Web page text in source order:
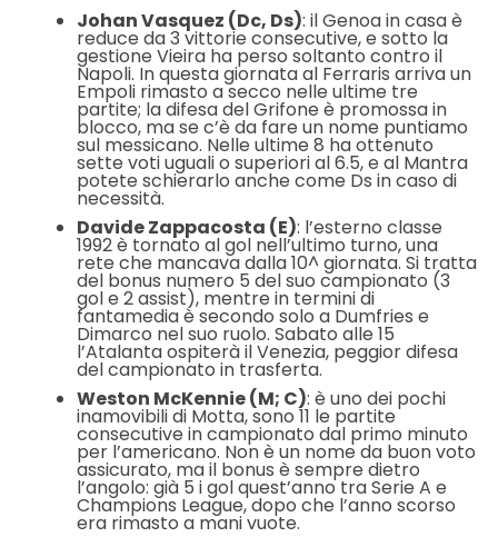
Johan Vasquez (Dc, Ds): il Genoa in casa è
reduce da 3 vittorie consecutive, e sotto la
gestione Vieira ha perso soltanto contro il
Napoli. In questa giornata al Ferraris arriva un
Empoli rimasto a secco nelle ultime tre
partite; la difesa del Grifone è promossa in
blocco, ma se c’è da fare un nome puntiamo
sul messicano. Nelle ultime 8 ha ottenuto
sette voti uguali o superiori al 6.5, e al Mantra
potete schierarlo anche come Ds in caso di
necessità.
Davide Zappacosta (E): l’esterno classe
1992 è tornato al gol nell’ultimo turno, una
rete che mancava dalla 10^ giornata. Si tratta
del bonus numero 5 del suo campionato (3
gol e 2 assist), mentre in termini di
fantamedia è secondo solo a Dumfries e
Dimarco nel suo ruolo. Sabato alle 15
l’Atalanta ospiterà il Venezia, peggior difesa
del campionato in trasferta.
Weston McKennie (M; C): è uno dei pochi
inamovibili di Motta, sono 11 le partite
consecutive in campionato dal primo minuto
per l’americano. Non è un nome da buon voto
assicurato, ma il bonus è sempre dietro
l’angolo: già 5 i gol quest’anno tra Serie A e
Champions League, dopo che l’anno scorso
era rimasto a mani vuote.